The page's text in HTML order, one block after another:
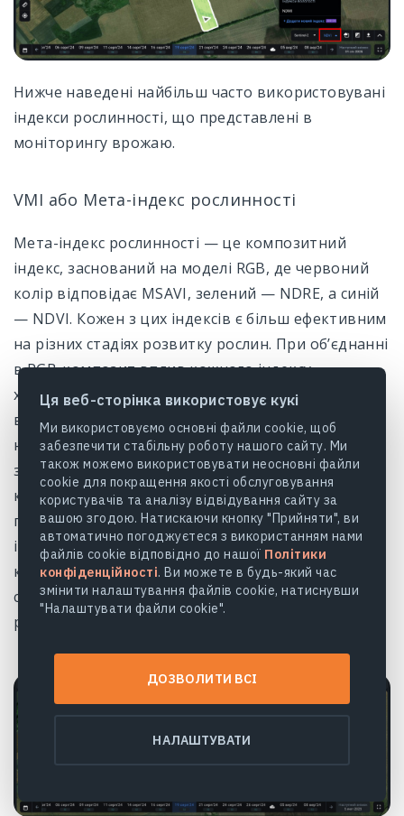
Ця веб-сторінка використовує кукі
Ми використовуємо основні файли cookie, щоб
забезпечити стабільну роботу нашого сайту. Ми
також можемо використовувати неосновні файли
cookie для покращення якості обслуговування
користувачів та аналізу відвідування сайту за
вашою згодою. Натискаючи кнопку "Прийняти", ви
автоматично погоджуєтеся з використанням нами
файлів cookie відповідно до нашої Політики
конфіденційності. Ви можете в будь-який час
змінити налаштування файлів cookie, натиснувши
"Налаштувати файли cookie".
ДОЗВОЛИТИ ВСІ
НАЛАШТУВАТИ
Нижче наведені найбільш часто використовувані
індекси рослинності, що представлені в
моніторингу врожаю.
VMI або Мета-індекс рослинності
Мета-індекс рослинності — це композитний
індекс, заснований на моделі RGB, де червоний
колір відповідає MSAVI, зелений — NDRE, а синій
— NDVI. Кожен з цих індексів є більш ефективним
на різних стадіях розвитку рослин. При об’єднанні
в RGB-композит вплив кожного індексу
характеризується зміною кольору, що дозволяє
візуально визначити стан відповідної культури
на зображенні. Важливо, що колірна схема
залишається незмінною незалежно від типу
культури, регіону або часу зйомки, оскільки вона
побудована на основі абсолютних значень
індексів. Цей індекс розробляється науковою
командою EOSDA і знаходиться на початковій
стадії розробки. Легенда для цього індексу буде
розроблятися і вдосконалюватися з часом.